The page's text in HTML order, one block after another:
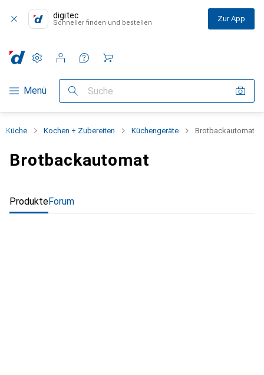
digitec
Schneller finden und bestellen Zur App
Navigation nach Kategorien
Menü Suche
Einstellungen
Kundenkonto
Vergleichslisten
Merklisten
Warenkorb
Küche Kochen + Zubereiten Küchengeräte Brotbackautomat
Brotbackautomat
ProdukteForum